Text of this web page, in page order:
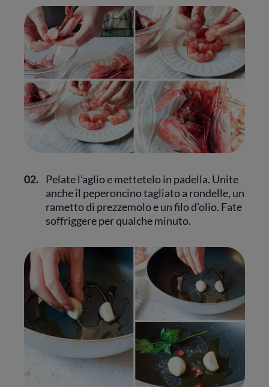
02. Pelate l’aglio e mettetelo in padella. Unite
anche il peperoncino tagliato a rondelle, un
rametto di prezzemolo e un filo d’olio. Fate
soffriggere per qualche minuto.